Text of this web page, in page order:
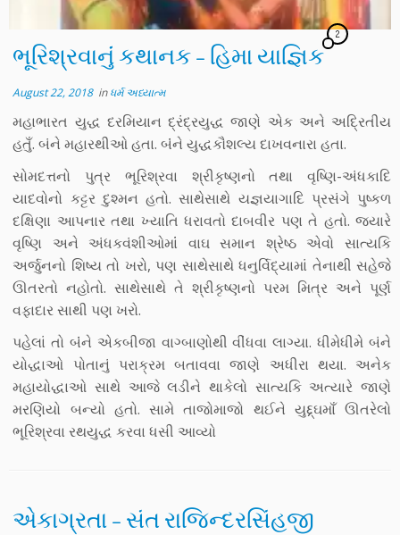
ભૂરિશ્રવાનુંં કથાનક – હિમા યાજ્ઞિક
2
August 22, 2018inધર્મ અધ્યાત્મ
મહાભારત યુદ્ધ દરમિયાન દ્રંદ્રયુદ્ધ જાણે એક અને અદ્રિતીય
હતુઁ. બંને મહારથીઓ હતા. બંંને યુદ્ધકૌશલ્ય દાખવનારા હતા.
સોમદત્તનો પુત્ર ભૂરિશ્રવા શ્રીકૃષ્ણનો તથા વૃષ્ણિ-અંધકાદિ
યાદવોનો કટ્ટર દુશ્મન હતો. સાથેસાથે યજ્ઞયાગાદિ પ્રસંગે પુષ્કળ
દક્ષિણા આપનાર તથા ખ્યાતિ ધરાવતો દાબવીર પણ તે હતો. જ્યારે
વૃષ્ણિ અને અંધકવંશીઓમાંં વાઘ સમાન શ્રેષ્ઠ એવો સાત્યકિ
અર્જુનનો શિષ્ય તો ખરો, પણ સાથેસાથે ધનુર્વિદ્યામાં તેનાથી સહેજે
ઊતરતો નહોતો. સાથેસાથે તે શ્રીકૃષ્ણનો પરમ મિત્ર અને પૂર્ણ
વફાદાર સાથી પણ ખરો.
પહેલાં તો બંંને એકબીજા વાગ્બાણોથી વીંધવા લાગ્યા. ધીમેધીમે બંને
યોદ્ધાઓ પોતાનું પરાક્રમ બતાવવા જાણે અધીરા થયા. અનેક
મહાયોદ્ધાઓ સાથે આજે લડીને થાકેલો સાત્યકિ અત્યારે જાણે
મરણિયો બન્યો હતો. સામે તાજોમાજો થઈને યુદ્દ્ઘમાઁ ઊતરેલો
ભૂરિશ્રવા રથયુદ્ધ કરવા ધસી આવ્યો
એકાગ્રતા – સંત રાજિન્દરસિંહજી